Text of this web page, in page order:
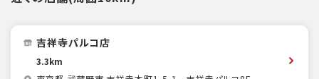
吉祥寺パルコ店
3.3km